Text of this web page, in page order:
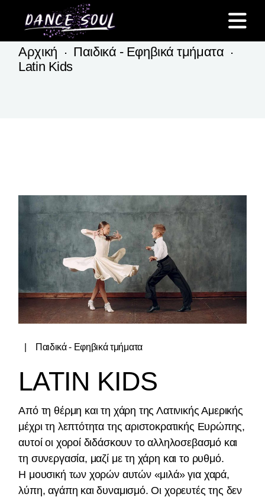
Αρχική
Παιδικά - Εφηβικά τμήματα
Latin Kids
Παιδικά - Εφηβικά τμήματα
LATIN KIDS
Από τη θέρμη και τη χάρη της Λατινικής Αμερικής
μέχρι τη λεπτότητα της αριστοκρατικής Ευρώπης,
αυτοί οι χοροί διδάσκουν το αλληλοσεβασμό και
τη συνεργασία, μαζί με τη χάρη και το ρυθμό.
Η μουσική των χορών αυτών «μιλά» για χαρά,
λύπη, αγάπη και δυναμισμό. Οι χορευτές της δεν